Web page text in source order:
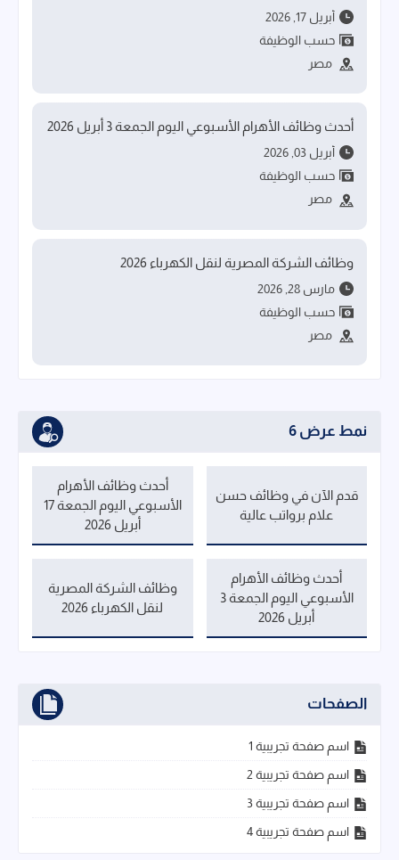
أبريل 17, 2026
حسب الوظيفة
مصر
أحدث وظائف الأهرام الأسبوعي اليوم الجمعة 3 أبريل 2026
أبريل 03, 2026
حسب الوظيفة
مصر
وظائف الشركة المصرية لنقل الكهرباء 2026
مارس 28, 2026
حسب الوظيفة
مصر
نمط عرض 6
قدم الآن في وظائف حسن
علام برواتب عالية
أحدث وظائف الأهرام
الأسبوعي اليوم الجمعة 17
أبريل 2026
أحدث وظائف الأهرام
الأسبوعي اليوم الجمعة 3
أبريل 2026
وظائف الشركة المصرية
لنقل الكهرباء 2026
الصفحات
اسم صفحة تجريبية 1
اسم صفحة تجريبية 2
اسم صفحة تجريبية 3
اسم صفحة تجريبية 4